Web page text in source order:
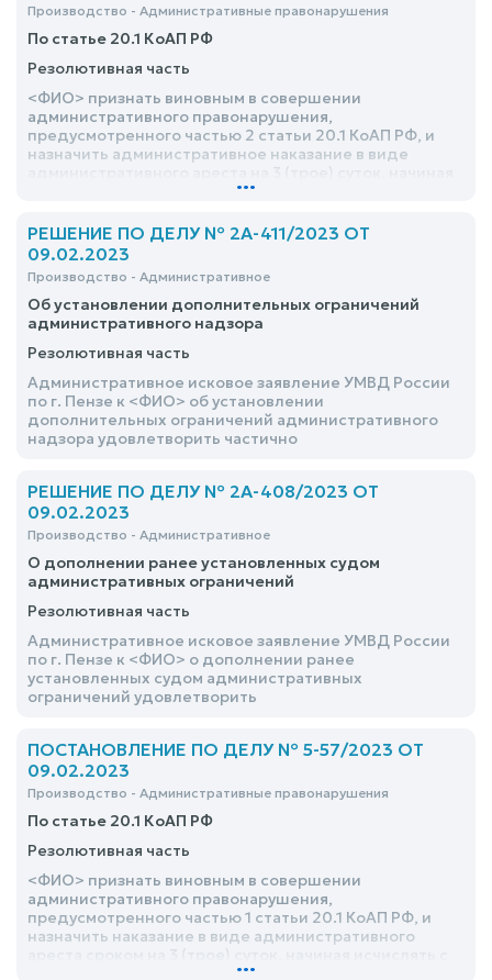
Производство - Административные правонарушения
По статье 20.1 КоАП РФ
Резолютивная часть
<ФИО> признать виновным в совершении
административного правонарушения,
предусмотренного частью 2 статьи 20.1 КоАП РФ, и
назначить административное наказание в виде
исчислять с 23 часов 30 минут 08.02.2023
...
РЕШЕНИЕ ПО ДЕЛУ № 2А-411/2023 ОТ
09.02.2023
Производство - Административное
Об установлении дополнительных ограничений
административного надзора
Резолютивная часть
Административное исковое заявление УМВД России
по г. Пензе к <ФИО> об установлении
дополнительных ограничений административного
надзора удовлетворить частично
РЕШЕНИЕ ПО ДЕЛУ № 2А-408/2023 ОТ
09.02.2023
Производство - Административное
О дополнении ранее установленных судом
административных ограничений
Резолютивная часть
Административное исковое заявление УМВД России
по г. Пензе к <ФИО> о дополнении ранее
установленных судом административных
ограничений удовлетворить
ПОСТАНОВЛЕНИЕ ПО ДЕЛУ № 5-57/2023 ОТ
09.02.2023
Производство - Административные правонарушения
По статье 20.1 КоАП РФ
Резолютивная часть
<ФИО> признать виновным в совершении
административного правонарушения,
предусмотренного частью 1 статьи 20.1 КоАП РФ, и
назначить наказание в виде административного
...